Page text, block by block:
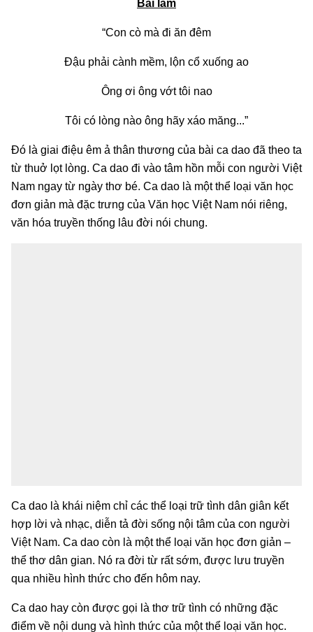
Bài làm
“Con cò mà đi ăn đêm
Đậu phải cành mềm, lộn cổ xuống ao
Ông ơi ông vớt tôi nao
Tôi có lòng nào ông hãy xáo măng...”
Đó là giai điệu êm ả thân thương của bài ca dao đã theo ta
từ thuở lọt lòng. Ca dao đi vào tâm hồn mỗi con người Việt
Nam ngay từ ngày thơ bé. Ca dao là một thể loại văn học
đơn giản mà đặc trưng của Văn học Việt Nam nói riêng,
văn hóa truyền thống lâu đời nói chung.
Ca dao là khái niệm chỉ các thể loại trữ tình dân giân kết
hợp lời và nhạc, diễn tả đời sống nội tâm của con người
Việt Nam. Ca dao còn là một thể loại văn học đơn giản –
thể thơ dân gian. Nó ra đời từ rất sớm, được lưu truyền
qua nhiều hình thức cho đến hôm nay.
Ca dao hay còn được gọi là thơ trữ tình có những đặc
điểm về nội dung và hình thức của một thể loại văn học.